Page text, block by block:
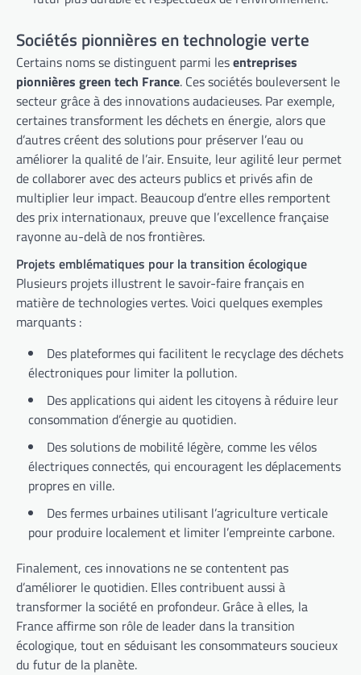
Sociétés pionnières en technologie verte
Certains noms se distinguent parmi lesentreprises
pionnières green tech France. Ces sociétés bouleversent le
secteur grâce à des innovations audacieuses. Par exemple,
certaines transforment les déchets en énergie, alors que
d’autres créent des solutions pour préserver l’eau ou
améliorer la qualité de l’air. Ensuite, leur agilité leur permet
de collaborer avec des acteurs publics et privés afin de
multiplier leur impact. Beaucoup d’entre elles remportent
des prix internationaux, preuve que l’excellence française
rayonne au-delà de nos frontières.
Projets emblématiques pour la transition écologique
Plusieurs projets illustrent le savoir-faire français en
matière de technologies vertes. Voici quelques exemples
marquants :
Des plateformes qui facilitent le recyclage des déchets
électroniques pour limiter la pollution.
Des applications qui aident les citoyens à réduire leur
consommation d’énergie au quotidien.
Des solutions de mobilité légère, comme les vélos
électriques connectés, qui encouragent les déplacements
propres en ville.
Des fermes urbaines utilisant l’agriculture verticale
pour produire localement et limiter l’empreinte carbone.
Finalement, ces innovations ne se contentent pas
d’améliorer le quotidien. Elles contribuent aussi à
transformer la société en profondeur. Grâce à elles, la
France affirme son rôle de leader dans la transition
écologique, tout en séduisant les consommateurs soucieux
du futur de la planète.